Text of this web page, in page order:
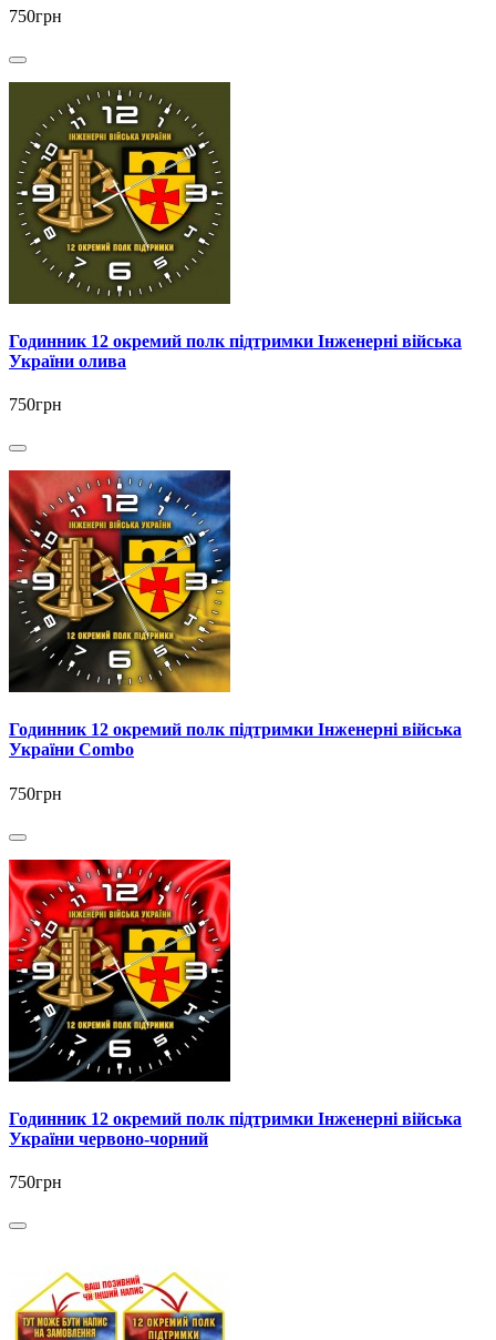
750грн
Годинник 12 окремий полк підтримки Інженерні війська
України олива
750грн
Годинник 12 окремий полк підтримки Інженерні війська
України Combo
750грн
Годинник 12 окремий полк підтримки Інженерні війська
України червоно-чорний
750грн